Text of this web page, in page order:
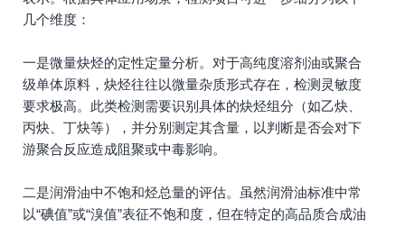
几个维度：
一是微量炔烃的定性定量分析。对于高纯度溶剂油或聚合
级单体原料，炔烃往往以微量杂质形式存在，检测灵敏度
要求极高。此类检测需要识别具体的炔烃组分（如乙炔、
丙炔、丁炔等），并分别测定其含量，以判断是否会对下
游聚合反应造成阻聚或中毒影响。
二是润滑油中不饱和烃总量的评估。虽然润滑油标准中常
以“碘值”或“溴值”表征不饱和度，但在特定的高品质合成油